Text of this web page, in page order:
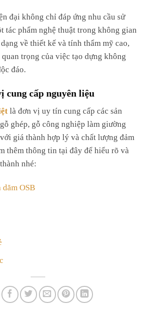
đại không chỉ đáp ứng nhu cầu sử
tác phẩm nghệ thuật trong không gian
về thiết kế và tính thẩm mỹ cao,
trọng của việc tạo dựng không
đáo.
cung cấp nguyên liệu
là đơn vị uy tín cung cấp các sản
ghép, gỗ công nghiệp làm giường
giá thành hợp lý và chất lượng đảm
thêm thông tin tại đây để hiểu rõ và
nhé:
dăm OSB